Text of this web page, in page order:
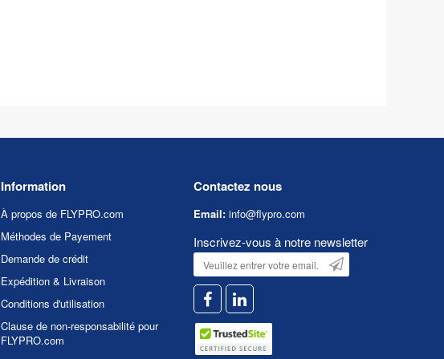
Information
À propos de FLYPRO.com
Méthodes de Payement
Demande de crédit
Expédition & Livraison
Conditions d'utilisation
Clause de non-responsabilité pour
FLYPRO.com
Contactez nous
Email: info@flypro.com
Inscrivez-vous à notre newsletter